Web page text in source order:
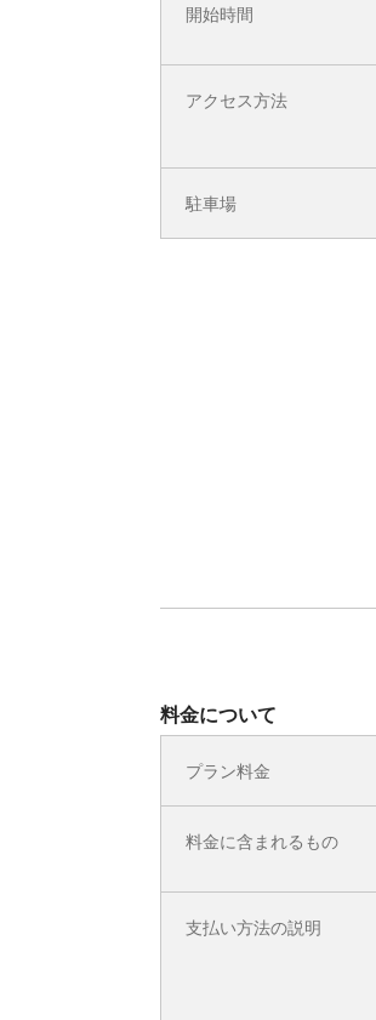
開始時間
アクセス方法
駐車場
料金について
プラン料金
料金に含まれるもの
支払い方法の説明